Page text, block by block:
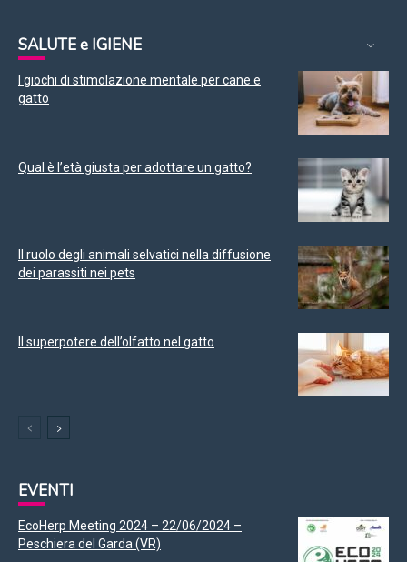
SALUTE e IGIENE
I giochi di stimolazione mentale per cane e
gatto
Qual è l’età giusta per adottare un gatto?
Il ruolo degli animali selvatici nella diffusione
dei parassiti nei pets
Il superpotere dell’olfatto nel gatto
EVENTI
EcoHerp Meeting 2024 – 22/06/2024 –
Peschiera del Garda (VR)